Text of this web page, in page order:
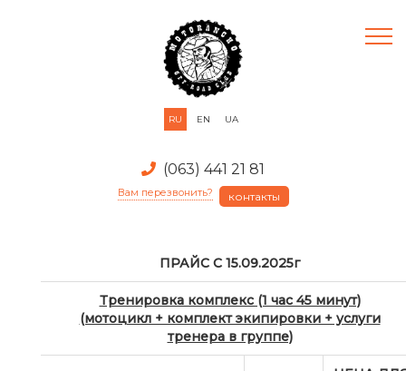
(063) 441 21 81
Вам перезвонить? контакты
RU EN UA
ПРАЙС С 15.09.2025г
Тренировка комплекс (1 час 45 минут)
(мотоцикл + комплект экипировки + услуги
тренера в группе)